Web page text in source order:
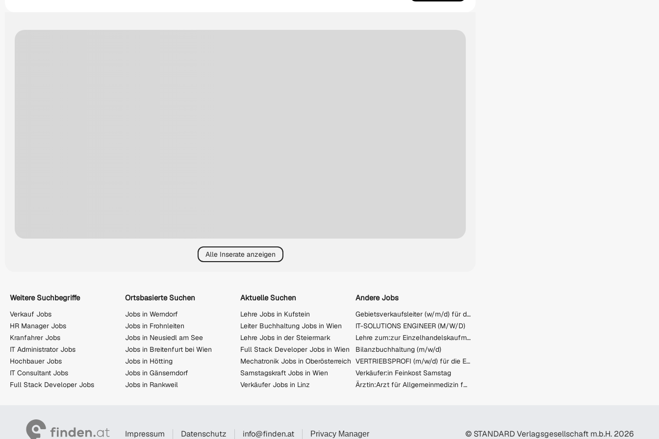
Alle Inserate anzeigen
Weitere Suchbegriffe
Verkauf Jobs
HR Manager Jobs
Kranfahrer Jobs
IT Administrator Jobs
Hochbauer Jobs
IT Consultant Jobs
Full Stack Developer Jobs
Ortsbasierte Suchen
Jobs in Werndorf
Jobs in Frohnleiten
Jobs in Neusiedl am See
Jobs in Breitenfurt bei Wien
Jobs in Hötting
Jobs in Gänserndorf
Jobs in Rankweil
Aktuelle Suchen
Lehre Jobs in Kufstein
Leiter Buchhaltung Jobs in Wien
Lehre Jobs in der Steiermark
Full Stack Developer Jobs in Wien
Mechatronik Jobs in Oberösterreich
Samstagskraft Jobs in Wien
Verkäufer Jobs in Linz
Andere Jobs
Gebietsverkaufsleiter (w/m/d) für das Verkaufsgebiet Oberösterreich und Teile Salzburgs
IT-SOLUTIONS ENGINEER (M/W/D)
Lehre zum:zur Einzelhandelskaufmann:Einzelhandelskauffrau Schwerpunkt Lebensmittel
Bilanzbuchhaltung (m/w/d)
VERTRIEBSPROFI (m/w/d) für die ENERGIEWENDE gesucht!
Verkäufer:in Feinkost Samstag
Ärztin:Arzt für Allgemeinmedizin für Psychiatrie und Psychotherapeutische Medizin
Impressum Datenschutz info@finden.at Privacy Manager © STANDARD Verlagsgesellschaft m.b.H. 2026